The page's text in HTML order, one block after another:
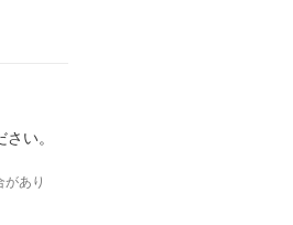
い。
あり